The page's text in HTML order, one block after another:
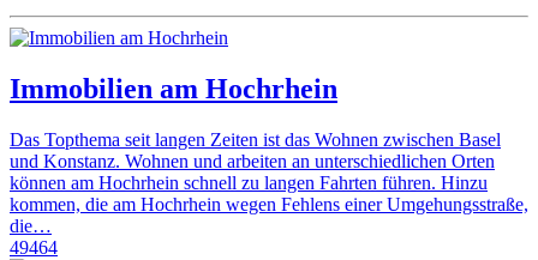
Immobilien am Hochrhein
Das Topthema seit langen Zeiten ist das Wohnen zwischen Basel
und Konstanz. Wohnen und arbeiten an unterschiedlichen Orten
können am Hochrhein schnell zu langen Fahrten führen. Hinzu
kommen, die am Hochrhein wegen Fehlens einer Umgehungsstraße,
die…
49464